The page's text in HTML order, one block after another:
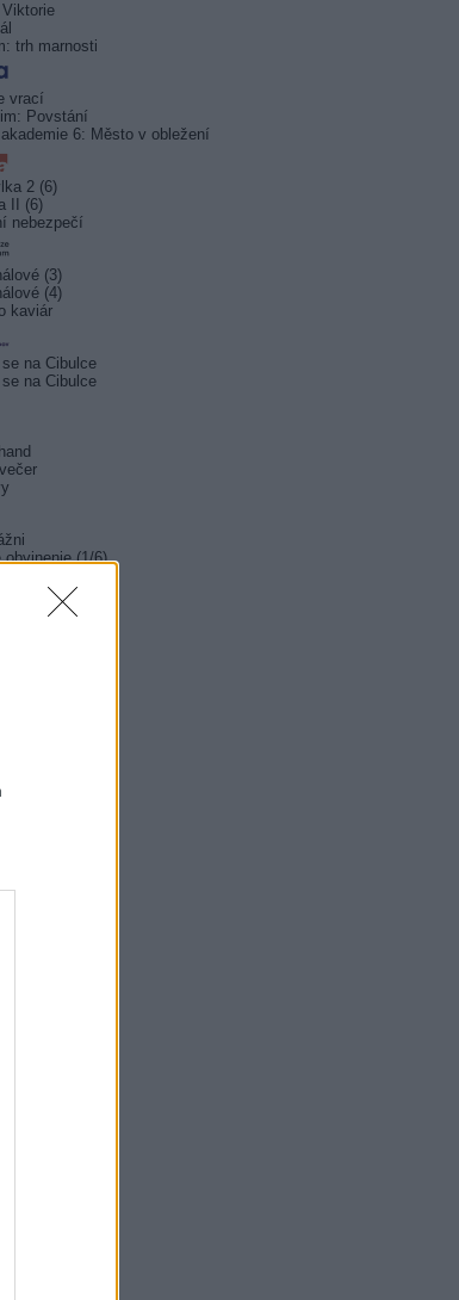
trh marnosti
vrací
Povstání
6: Město v obležení
2 (6)
II (6)
nebezpečí
(3)
(4)
kaviár
na Cibulce
na Cibulce
(1/6)
nebi
- Nové případy